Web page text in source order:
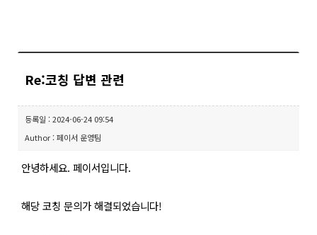
Re:코칭 답변 관련
등록일 : 2024-06-24 09:54
Author : 페이서 운영팀
안녕하세요. 페이서입니다.
해당 코칭 문의가 해결되었습니다!